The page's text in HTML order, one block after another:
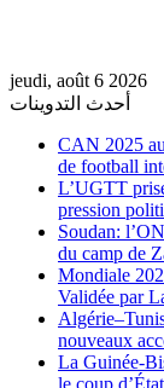
jeudi, août 6 2026
أحدث التدوينات
CAN 2025
de football
L’UGTT
pression
Soudan:
du camp de
Mondiale
Validée par
nouveaux
La Guinée-
le coup